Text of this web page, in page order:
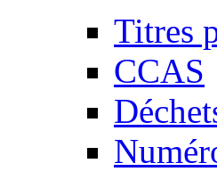
Titres
CCAS